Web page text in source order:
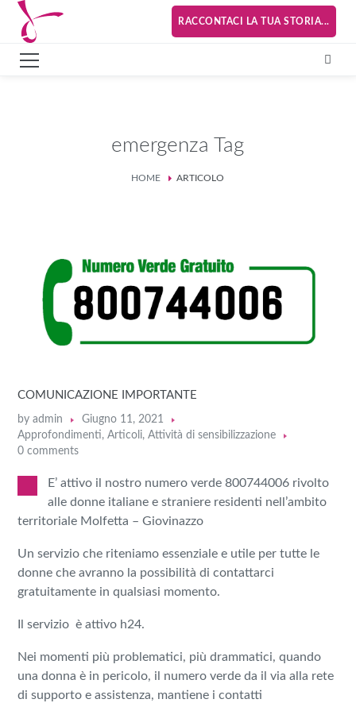
RACCONTACI LA TUA STORIA...
emergenza Tag
HOME ARTICOLO
COMUNICAZIONE IMPORTANTE
byadmin
Giugno 11, 2021
Approfondimenti,Articoli,Attività di sensibilizzazione
0 comments
E’ attivo il nostro numero verde 800744006 rivolto
alle donne italiane e straniere residenti nell’ambito
territoriale Molfetta – Giovinazzo
Un servizio che riteniamo essenziale e utile per tutte le
donne che avranno la possibilità di contattarci
gratuitamente in qualsiasi momento.
Il servizio è attivo h24.
Nei momenti più problematici, più drammatici, quando
una donna è in pericolo, il numero verde da il via alla rete
di supporto e assistenza, mantiene i contatti